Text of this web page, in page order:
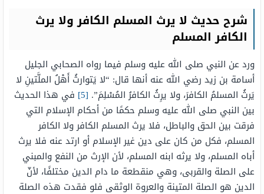
شرح حديث لا يرث المسلم الكافر ولا يرث
الكافر المسلم
ورد عن النبي صلى الله عليه وسلم فيما رواه الصحابي الجليل
أسامة بن زيد رضي الله عنه أنها قال: “لا يَتوارثُ أَهْلُ الملَّتينِ لا
يَرثُ المسلمُ الكافرَ، ولا يرِثُ الكافرُ المُسْلِمَ”. [5]
في هذا الحديث
بين النبي صلى الله عليه وسلم حكمًا من أحكام الإسلام التي
فرقت بين الحق والباطل، فلا يرث المسلم الكافر ولا الكافر
المسلم، فكل من كان على دين غير الإسلام أو ارتد عنه فلا يرث
أباه المسلم، ولا يرثه ابنه المسلم، لأن الإرث من النفع والمبني
على الصلة والقربى، وهي منقطعة ما دام الدين مختلفًا، لأنّ
الدين هو الصلة المتينة والعروة الوثقى فلو فقدت هذه الصلة